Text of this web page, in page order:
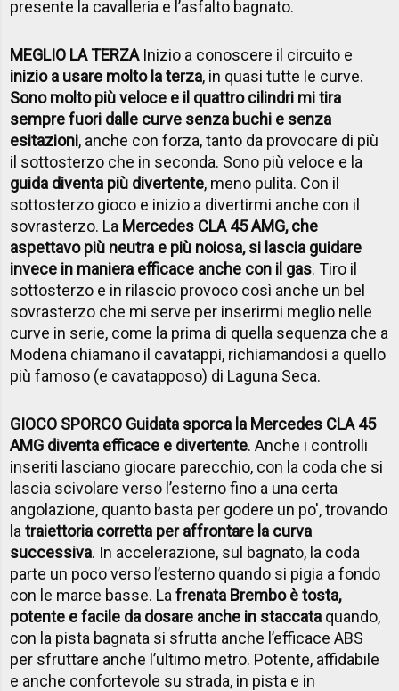
presente la cavalleria e l’asfalto bagnato.
MEGLIO LA TERZAInizio a conoscere il circuito e
inizio a usare molto la terza, in quasi tutte le curve.
Sono molto più veloce e il quattro cilindri mi tira
sempre fuori dalle curve senza buchi e senza
esitazioni, anche con forza, tanto da provocare di più
il sottosterzo che in seconda. Sono più veloce e la
guida diventa più divertente, meno pulita. Con il
sottosterzo gioco e inizio a divertirmi anche con il
sovrasterzo. La Mercedes CLA 45 AMG, che
aspettavo più neutra e più noiosa, si lascia guidare
invece in maniera efficace anche con il gas. Tiro il
sottosterzo e in rilascio provoco così anche un bel
sovrasterzo che mi serve per inserirmi meglio nelle
curve in serie, come la prima di quella sequenza che a
Modena chiamano il cavatappi, richiamandosi a quello
più famoso (e cavatapposo) di Laguna Seca.
GIOCO SPORCO Guidata sporca la Mercedes CLA 45
AMG diventa efficace e divertente. Anche i controlli
inseriti lasciano giocare parecchio, con la coda che si
lascia scivolare verso l’esterno fino a una certa
angolazione, quanto basta per godere un po', trovando
latraiettoria corretta per affrontare la curva
successiva. In accelerazione, sul bagnato, la coda
parte un poco verso l’esterno quando si pigia a fondo
con le marce basse. Lafrenata Brembo è tosta,
potente e facile da dosare anche in staccata quando,
con la pista bagnata si sfrutta anche l’efficace ABS
per sfruttare anche l’ultimo metro. Potente, affidabile
e anche confortevole su strada, in pista e in